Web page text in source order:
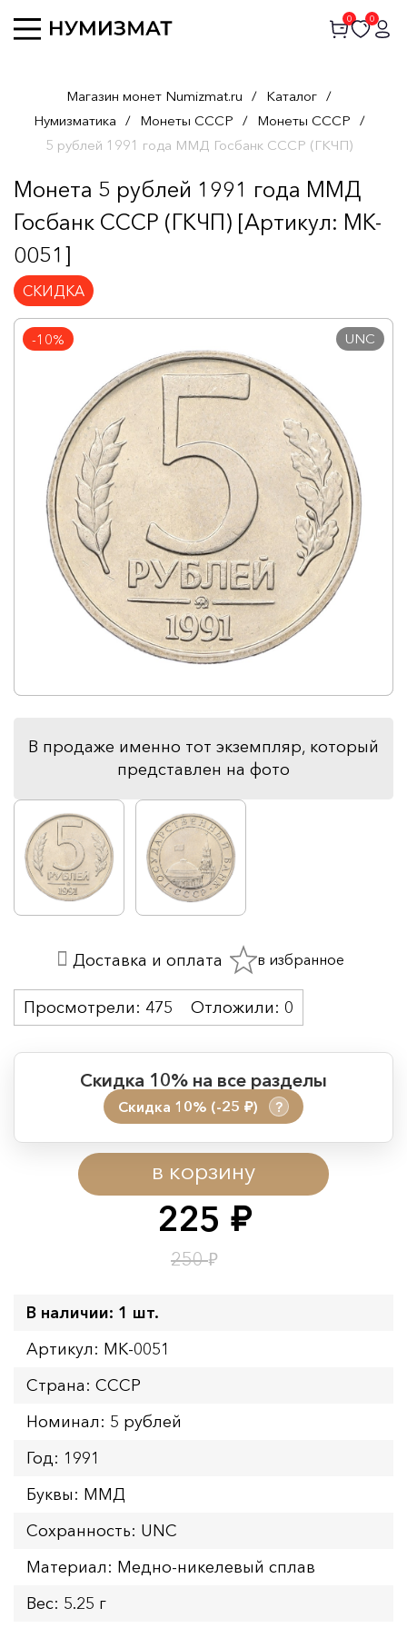
0 0
Магазин монет Numizmat.ru / Каталог /
Нумизматика / Монеты СССР / Монеты СССР /
5 рублей 1991 года ММД Госбанк СССР (ГКЧП)
Монета 5 рублей 1991 года ММД
Госбанк СССР (ГКЧП) [Артикул: MK-
0051]
СКИДКА
-10% UNC
В продаже именно тот экземпляр, который
представлен на фото
225 руб.
250₽
в корзину
Скидка 10% на все разделы
Скидка 10% (-25 руб.) ?
Период действия акции:
Начало:
08.08.2026 00:01
Окончание:
09.08.2026 23:59
Время до окончания:
Просмотрели: 475 Отложили: 0
Доставка и оплата в избранное
В наличии: 1 шт.
Артикул: MK-0051
Страна: СССР
Номинал: 5 рублей
Год: 1991
Буквы: ММД
Сохранность: UNC
Материал: Медно-никелевый сплав
Вес: 5.25 г